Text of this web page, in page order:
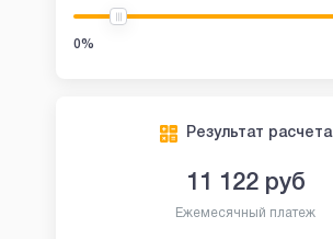
0%
Результат расчета
11 122руб
Ежемесячный платеж